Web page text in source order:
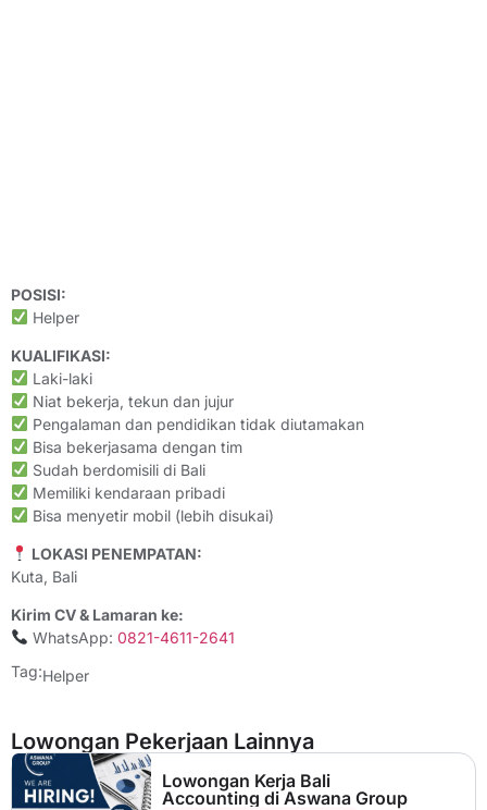
POSISI:
Helper
KUALIFIKASI:
Laki-laki
Niat bekerja, tekun dan jujur
Pengalaman dan pendidikan tidak diutamakan
Bisa bekerjasama dengan tim
Sudah berdomisili di Bali
Memiliki kendaraan pribadi
Bisa menyetir mobil (lebih disukai)
LOKASI PENEMPATAN:
Kuta, Bali
Kirim CV & Lamaran ke:
WhatsApp: 0821-4611-2641
Tag:Helper
Lowongan Pekerjaan Lainnya
Lowongan Kerja Bali
Accounting di Aswana Group